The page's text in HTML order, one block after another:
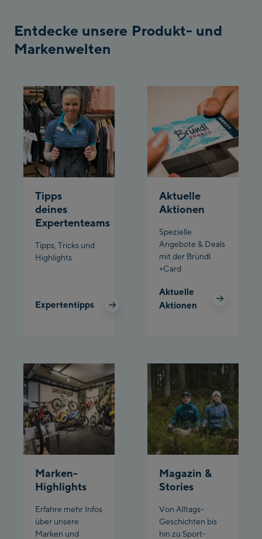
station
Ahornbahn Talstation
/Valley station
Talstation /Valley
station
Spieljochbahn
Bergstation / Top
station
Ischgl:
Ischgl Zentrum
Ischgl Outlet
Pardatschgratbahn
Schladming:
Charly Kahr
Entdecke unsere Produkt- und
Markenwelten
Tipps
deines
Expertenteams
Tipps, Tricks und
Highlights
Expertentipps
Aktuelle
Aktionen
Spezielle
Angebote & Deals
mit der Bründl
+Card
Aktuelle
Aktionen
Marken-
Highlights
Erfahre mehr Infos
über unsere
Marken und
Magazin &
Stories
Von Alltags-
Geschichten bis
hin zu Sport-